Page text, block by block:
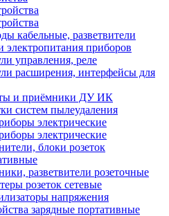
кабельные, разветвители
электропитания приборов
управления, реле
расширения, интерфейсы для
и приёмники ДУ ИК
систем пылеудаления
электрические
электрические
блоки розеток
разветвители розеточные
розеток сетевые
напряжения
зарядные портативные